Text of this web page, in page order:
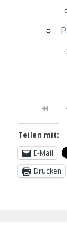
Teilen mit:
E-Mail
Drucken